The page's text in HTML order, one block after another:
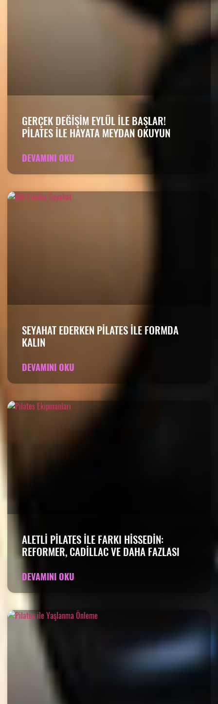
GERÇEK DEĞIŞIM EYLÜL ILE BAŞLAR!
PILATES ILE HAYATA MEYDAN OKUYUN
DEVAMINI OKU
SEYAHAT EDERKEN PILATES ILE FORMDA
KALIN
DEVAMINI OKU
ALETLI PILATES ILE FARKI HISSEDIN:
REFORMER, CADILLAC VE DAHA FAZLASI
DEVAMINI OKU